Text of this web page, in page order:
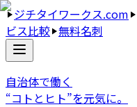
ジチタイワークス.com
ビス比較 無料名刺
自治体で働く
“コトとヒト”を元気に。